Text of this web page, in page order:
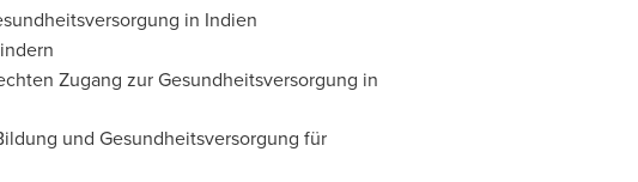
in Indien
Zugang zur Gesundheitsversorgung in
und Gesundheitsversorgung für